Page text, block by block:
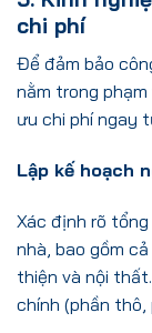
chi phí
Để đảm bảo
nằm trong
ưu chi phí ngay
Lập kế hoạch
Xác định rõ
nhà, bao gồm
thiện và nội
chính (phần thô,